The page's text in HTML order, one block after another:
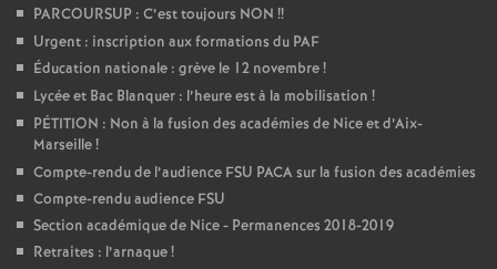
PARCOURSUP : C’est toujours NON !!
Urgent : inscription aux formations du PAF
Éducation nationale : grève le 12 novembre!
Lycée et Bac Blanquer : l’heure est à la mobilisation !
PÉTITION : Non à la fusion des académies de Nice et d’Aix-
Marseille!
Compte-rendu de l’audience FSU PACA sur la fusion des académies
Compte-rendu audience FSU
Section académique de Nice - Permanences 2018-2019
Retraites : l’arnaque!